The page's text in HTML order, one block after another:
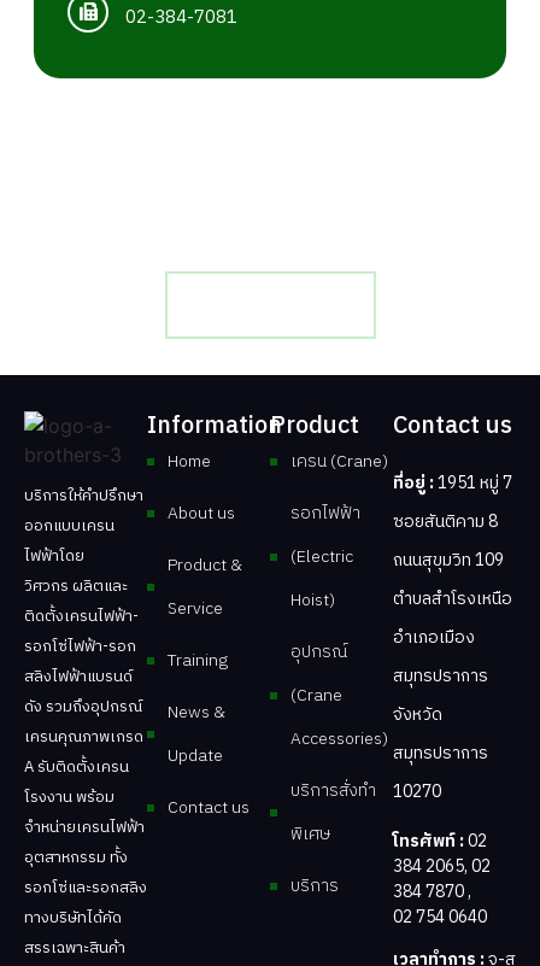
02-384-7081
บริการให้คำปรึกษา
ออกแบบเครน
ไฟฟ้าโดย
วิศวกร ผลิตและ
ติดตั้งเครนไฟฟ้า-
รอกโซ่ไฟฟ้า-รอก
สลิงไฟฟ้าแบรนด์
ดัง รวมถึงอุปกรณ์
เครนคุณภาพเกรด
A รับติดตั้งเครน
โรงงาน พร้อม
จำหน่ายเครนไฟฟ้า
อุตสาหกรรม ทั้ง
รอกโซ่และรอกสลิง
ทางบริษัทได้คัด
สรรเฉพาะสินค้า
Information
Home
About us
Product &
Service
Training
News &
Update
Contact us
Product
เครน (Crane)
รอกไฟฟ้า
(Electric
Hoist)
อุปกรณ์
(Crane
Accessories)
บริการสั่งทำ
พิเศษ
บริการ
Contact us
ที่อยู่ :1951 หมู่ 7
ซอยสันติคาม 8
ถนนสุขุมวิท 109
ตำบลสำโรงเหนือ
อำเภอเมือง
สมุทรปราการ
จังหวัด
สมุทรปราการ
10270
โทรศัพท์ :02
384 2065,02
384 7870,
02 754 0640
เวลาทำการ :จ-ส